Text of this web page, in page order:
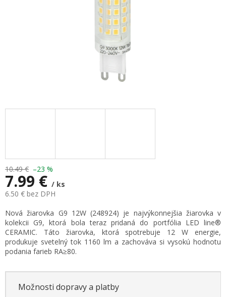
10.49 € –23 %
7.99 € / ks
6.50 € bez DPH
Jednotková
cena:
Nová žiarovka G9 12W (248924) je najvýkonnejšia žiarovka v
kolekcii G9, ktorá bola teraz pridaná do portfólia LED line®
CERAMIC. Táto žiarovka, ktorá spotrebuje 12 W energie,
produkuje svetelný tok 1160 lm a zachováva si vysokú hodnotu
podania farieb RA≥80.
Možnosti dopravy a platby